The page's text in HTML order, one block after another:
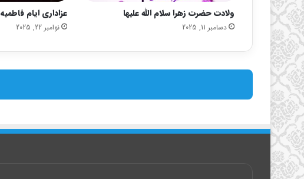
ولادت حضرت زهرا سلام الله علیها
دسامبر 11, 2025
عزاداری ایام فاطمیه
نوامبر 22, 2025